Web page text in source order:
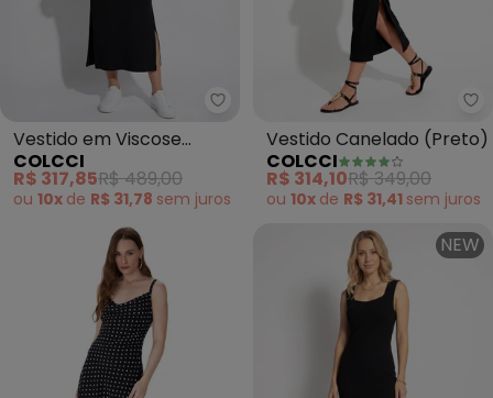
Colcci - Vestido em Viscose
Vestido em Viscose
(Preto)
COLCCI
R$ 317,85R$ 489,00
ou 10x de R$ 31,78 sem juros
Vestido Canelado (Preto)
COLCCI
R$ 314,10R$ 349,00
ou 10x de R$ 31,41 sem juros
NEW